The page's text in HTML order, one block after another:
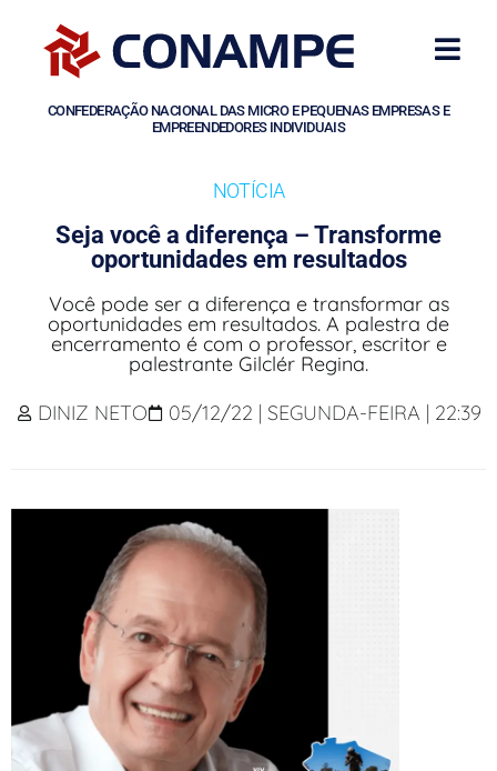
CONFEDERAÇÃO NACIONAL DAS MICRO E PEQUENAS EMPRESAS E
EMPREENDEDORES INDIVIDUAIS
NOTÍCIA
Seja você a diferença – Transforme
oportunidades em resultados
Você pode ser a diferença e transformar as
oportunidades em resultados. A palestra de
encerramento é com o professor, escritor e
palestrante Gilclér Regina.
DINIZ NETO
05/12/22 | SEGUNDA-FEIRA | 22:39